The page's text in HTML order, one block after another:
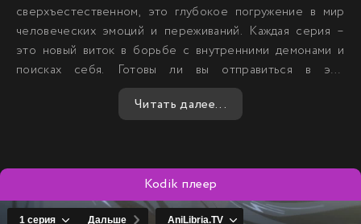
сверхъестественном, это глубокое погружение в мир
человеческих эмоций и переживаний. Каждая серия –
это новый виток в борьбе с внутренними демонами и
поисках себя. Готовы ли вы отправиться в это
захватывающее путешествие вместе с Мико?
Читать далее...
Kodik плеер